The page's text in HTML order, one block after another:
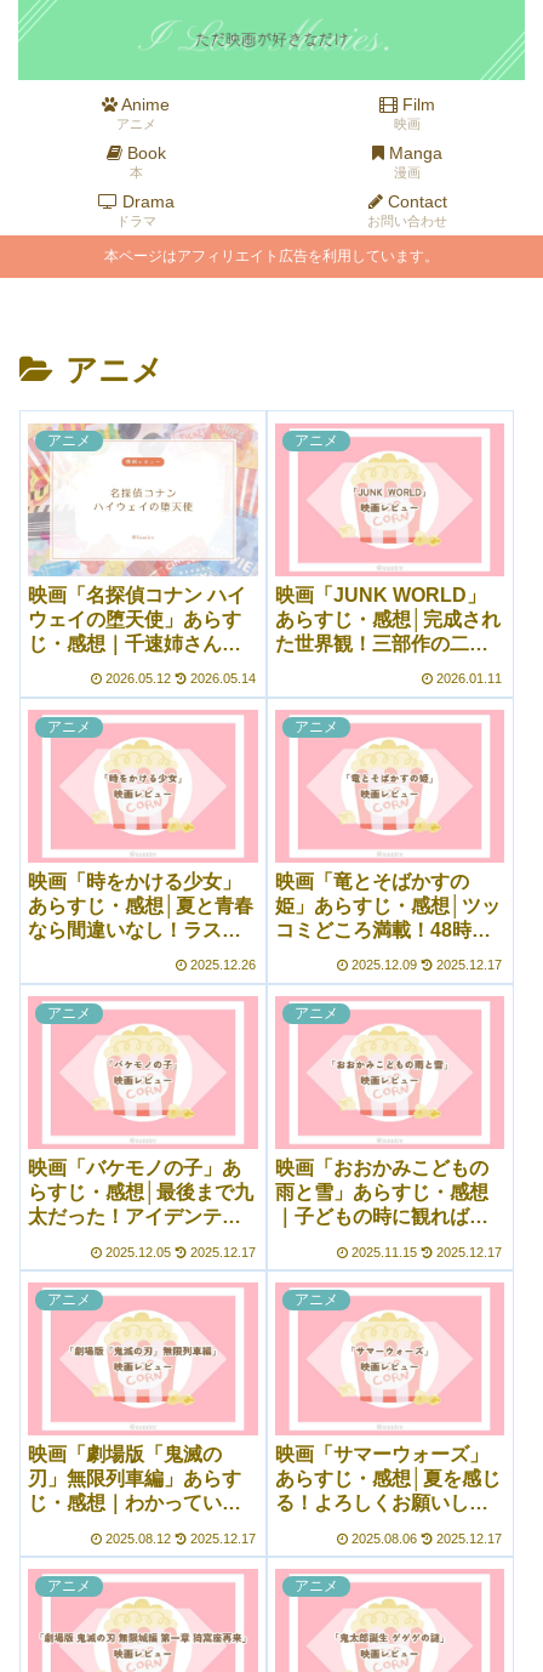
Anime
アニメ
Film
映画
Book
本
Manga
漫画
Drama
ドラマ
Contact
お問い合わせ
本ページはアフィリエイト広告を利用しています。
アニメ
アニメ
映画「名探偵コナン ハイ
ウェイの堕天使」あらす
じ・感想｜千速姉さんが
格好良すぎて胸キュン
2026.05.12 2026.05.14
アニメ
映画「JUNK WORLD」
あらすじ・感想│完成され
た世界観！三部作の二作
目もやっぱりすごい
2026.01.11
アニメ
映画「時をかける少女」
あらすじ・感想│夏と青春
なら間違いなし！ラスト
もなかなかの展開で◎
2025.12.26
アニメ
映画「竜とそばかすの
姫」あらすじ・感想│ツッ
コミどころ満載！48時間
ルールは誤解をしてしま
う
2025.12.09 2025.12.17
アニメ
映画「バケモノの子」あ
らすじ・感想│最後まで九
太だった！アイデンティ
2025.12.05 2025.12.17
アニメ
映画「おおかみこどもの
雨と雪」あらすじ・感想
｜子どもの時に観れば良
2025.11.15 2025.12.17
アニメ
映画「劇場版「鬼滅の
刃」無限列車編」あらす
じ・感想｜わかっていて
結末に
2025.08.12 2025.12.17
アニメ
映画「サマーウォーズ」
あらすじ・感想│夏を感じ
る！よろしくお願いしま
き
2025.08.06 2025.12.17
アニメ アニメ